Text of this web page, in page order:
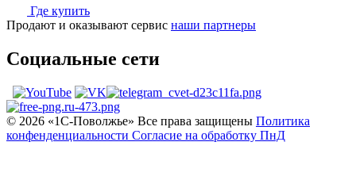
Где купить
Продают и оказывают сервис наши партнеры
Социальные сети
© 2026 «1С‑Поволжье» Все права защищены Политика
конфенденциальности Согласие на обработку ПнД